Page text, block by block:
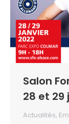
Salon
28 et
Actualités,